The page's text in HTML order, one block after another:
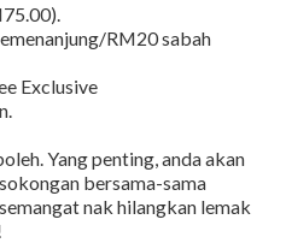
RM20 sabah
Exclusive
Yang penting, anda akan
bersama-sama
nak hilangkan lemak